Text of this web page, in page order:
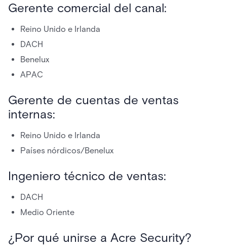
Gerente comercial del canal:
Reino Unido e Irlanda
DACH
Benelux
APAC
Gerente de cuentas de ventas
internas:
Reino Unido e Irlanda
Países nórdicos/Benelux
Ingeniero técnico de ventas:
DACH
Medio Oriente
¿Por qué unirse a Acre Security?